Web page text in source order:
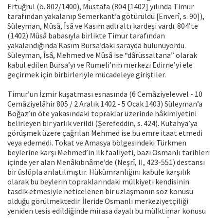
Ertuğrul (ö. 802/1400), Mustafa (804 [1402] yılında Timur
tarafından yakalanıp Semerkant’a götürüldü [Enverî, s. 90]),
Süleyman, Mûsâ, Îsâ ve Kasım adlı altı kardeşi vardı. 804’te
(1402) Mûsâ babasıyla birlikte Timur tarafından
yakalandığında Kasım Bursa’daki sarayda bulunuyordu.
Süleyman, Îsâ, Mehmed ve Mûsâ ise “dârüssaltana” olarak
kabul edilen Bursa’yı ve Rumeli’nin merkezi Edirne’yi ele
geçirmek için birbirleriyle mücadeleye giriştiler.
Timur’un İzmir kuşatması esnasında (6 Cemâziyelevvel - 10
Cemâziyelâhir 805 / 2 Aralık 1402 - 5 Ocak 1403) Süleyman’a
Boğaz’ın öte yakasındaki topraklar üzerinde hâkimiyetini
belirleyen bir yarlık verildi (Şerefeddin, s. 424). Kütahya’ya
görüşmek üzere çağrılan Mehmed ise bu emre itaat etmedi
veya edemedi. Tokat ve Amasya bölgesindeki Türkmen
beylerine karşı Mehmed’in ilk faaliyeti, bazı Osmanlı tarihleri
içinde yer alan Menâkıbnâme’de (Neşrî, II, 423-551) destansı
bir üslûpla anlatılmıştır. Hükümranlığını kabule karşılık
olarak bu beylerin topraklarındaki mülkiyeti kendisinin
tasdik etmesiyle neticelenen bir uzlaşmanın söz konusu
olduğu görülmektedir. İleride Osmanlı merkeziyetçiliği
yeniden tesis edildiğinde mirasa dayalı bu mülktimar konusu